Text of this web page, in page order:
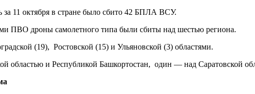
11 октября в стране было сбито 42 БПЛА ВСУ.
ПВО дроны самолетного типа были сбиты над шестью региона.
(19), Ростовской (15) и Ульяновской (3) областями.
областью и Республикой Башкортостан, один — над Саратовской